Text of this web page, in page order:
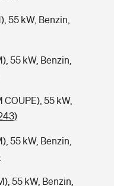
55 kW, Benzin,
55 kW, Benzin,
COUPE), 55 kW,
55 kW, Benzin,
55 kW, Benzin,